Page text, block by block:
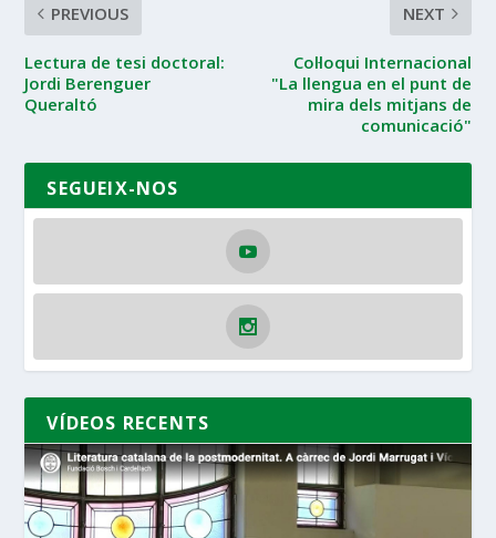
PREVIOUS
Lectura de tesi doctoral:
Jordi Berenguer
Queraltó
NEXT
Col·loqui Internacional
"La llengua en el punt de
mira dels mitjans de
comunicació"
SEGUEIX-NOS
VÍDEOS RECENTS